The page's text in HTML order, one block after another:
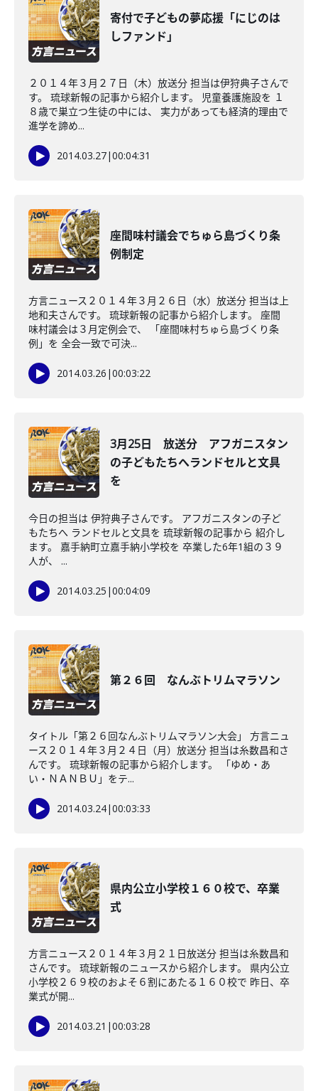
寄付で子どもの夢応援「にじのは
しファンド」
２０１４年３月２７日（木）放送分 担当は伊狩典子さんで
す。 琉球新報の記事から紹介します。 児童養護施設を １
８歳で巣立つ生徒の中には、 実力があっても経済的理由で
進学を諦め...
2014.03.27|00:04:31
座間味村議会でちゅら島づくり条
例制定
方言ニュース２０１４年３月２６日（水）放送分 担当は上
地和夫さんです。 琉球新報の記事から紹介します。 座間
味村議会は３月定例会で、 「座間味村ちゅら島づくり条
例」を 全会一致で可決...
2014.03.26 |00:03:22
3月25日 放送分 アフガニスタン
の子どもたちへランドセルと文具
を
今日の担当は 伊狩典子さんです。 アフガニスタンの子ど
もたちへ ランドセルと文具を 琉球新報の記事から 紹介し
ます。 嘉手納町立嘉手納小学校を 卒業した6年1組の３９
人が、 ...
2014.03.25 |00:04:09
第２６回 なんぶトリムマラソン
タイトル「第２６回なんぶトリムマラソン大会」 方言ニュ
ース２０１４年３月２４日（月）放送分 担当は糸数昌和さ
んです。 琉球新報の記事から紹介します。 「ゆめ・あ
い・ＮＡＮＢＵ」をテ...
2014.03.24|00:03:33
県内公立小学校１６０校で、卒業
式
方言ニュース２０１４年３月２１日放送分 担当は糸数昌和
さんです。 琉球新報のニュースから紹介します。 県内公立
小学校２６９校のおよそ６割にあたる１６０校で 昨日、卒
業式が開...
2014.03.21 |00:03:28